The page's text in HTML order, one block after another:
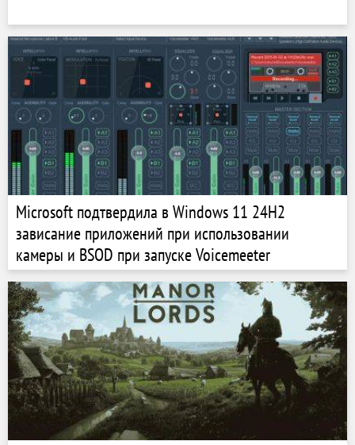
Microsoft подтвердила в Windows 11 24H2
зависание приложений при использовании
камеры и BSOD при запуске Voicemeeter